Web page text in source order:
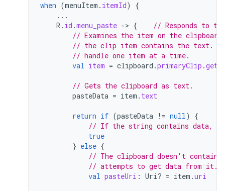
when (menuItem . itemId)
{
...
R . id .menu_paste -> {
// Responds to
// Examines the item on the
// the clip item contains the text.
// handle one item at a time.
val item = clipboard .primaryClip .
// Gets the clipboard as text.
pasteData = item . text
return if (pasteData != null)
{
// If the string contains data,
true
} else {
// The clipboard doesn't
// attempts to get data from it.
val pasteUri : Uri? = item .uri